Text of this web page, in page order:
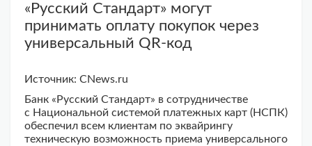
«Русский Стандарт» могут
принимать оплату покупок через
универсальный QR-код
Источник: CNews.ru
Банк «Русский Стандарт» в сотрудничестве
с Национальной системой платежных карт (НСПК)
обеспечил всем клиентам по эквайрингу
техническую возможность приема универсального